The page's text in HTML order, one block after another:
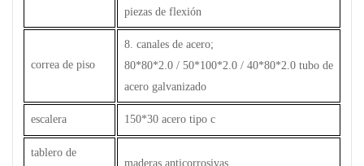
piezas de flexión
correa de piso
8. canales de acero;
80*80*2.0 / 50*100*2.0 / 40*80*2.0 tubo de
acero galvanizado
escalera 150*30 acero tipo c
tablero de
maderas anticorrosivas